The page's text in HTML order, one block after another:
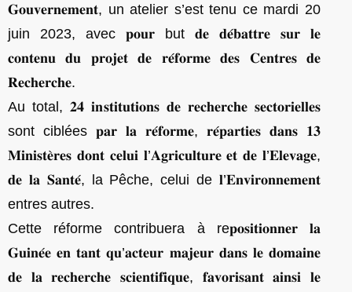
𝐆𝐨𝐮𝐯𝐞𝐫𝐧𝐞𝐦𝐞𝐧𝐭, un atelier s’est tenu ce mardi 20
juin 2023, avec 𝐩𝐨𝐮𝐫 but 𝐝𝐞 𝐝𝐞́𝐛𝐚𝐭𝐭𝐫𝐞 𝐬𝐮𝐫 𝐥𝐞
𝐜𝐨𝐧𝐭𝐞𝐧𝐮 𝐝𝐮 𝐩𝐫𝐨𝐣𝐞𝐭 𝐝𝐞 𝐫𝐞́𝐟𝐨𝐫𝐦𝐞 𝐝𝐞𝐬 𝐂𝐞𝐧𝐭𝐫𝐞𝐬 𝐝𝐞
𝐑𝐞𝐜𝐡𝐞𝐫𝐜𝐡𝐞.
Au total, 𝟐𝟒 𝐢𝐧𝐬𝐭𝐢𝐭𝐮𝐭𝐢𝐨𝐧𝐬 𝐝𝐞 𝐫𝐞𝐜𝐡𝐞𝐫𝐜𝐡𝐞 𝐬𝐞𝐜𝐭𝐨𝐫𝐢𝐞𝐥𝐥𝐞𝐬
sont ciblées 𝐩𝐚𝐫 𝐥𝐚 𝐫𝐞́𝐟𝐨𝐫𝐦𝐞, 𝐫𝐞́𝐩𝐚𝐫𝐭𝐢𝐞𝐬 𝐝𝐚𝐧𝐬 𝟏𝟑
𝐌𝐢𝐧𝐢𝐬𝐭𝐞̀𝐫𝐞𝐬 𝐝𝐨𝐧𝐭 𝐜𝐞𝐥𝐮𝐢 𝐥’𝐀𝐠𝐫𝐢𝐜𝐮𝐥𝐭𝐮𝐫𝐞 𝐞𝐭 𝐝𝐞 𝐥’𝐄𝐥𝐞𝐯𝐚𝐠𝐞,
𝐝𝐞 𝐥𝐚 𝐒𝐚𝐧𝐭𝐞́, la Pêche, celui de 𝐥’𝐄𝐧𝐯𝐢𝐫𝐨𝐧𝐧𝐞𝐦𝐞𝐧𝐭
entres autres.
Cette réforme contribuera à re𝐩𝐨𝐬𝐢𝐭𝐢𝐨𝐧𝐧𝐞𝐫 𝐥𝐚
𝐆𝐮𝐢𝐧𝐞́𝐞 𝐞𝐧 𝐭𝐚𝐧𝐭 𝐪𝐮’𝐚𝐜𝐭𝐞𝐮𝐫 𝐦𝐚𝐣𝐞𝐮𝐫 𝐝𝐚𝐧𝐬 𝐥𝐞 𝐝𝐨𝐦𝐚𝐢𝐧𝐞
𝐝𝐞 𝐥𝐚 𝐫𝐞𝐜𝐡𝐞𝐫𝐜𝐡𝐞 𝐬𝐜𝐢𝐞𝐧𝐭𝐢𝐟𝐢𝐪𝐮𝐞, 𝐟𝐚𝐯𝐨𝐫𝐢𝐬𝐚𝐧𝐭 𝐚𝐢𝐧𝐬𝐢 𝐥𝐞